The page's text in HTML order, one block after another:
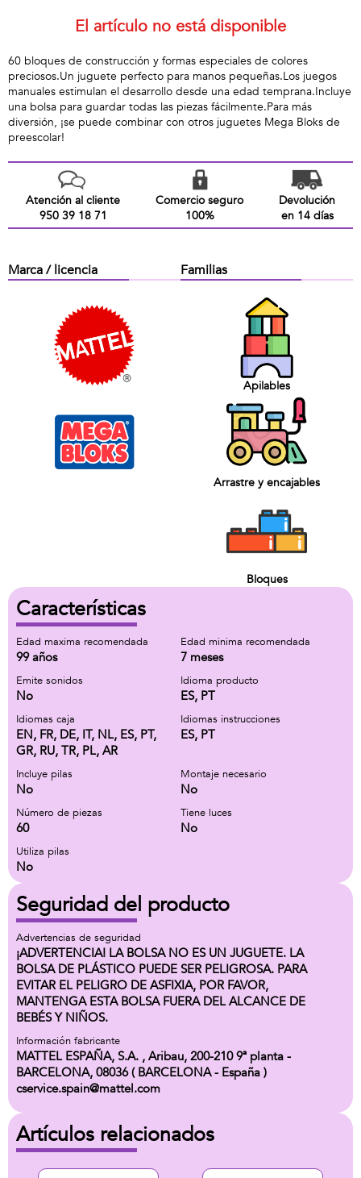
El artículo no está disponible
60 bloques de construcción y formas especiales de colores
preciosos.Un juguete perfecto para manos pequeñas.Los juegos
manuales estimulan el desarrollo desde una edad temprana.Incluye
una bolsa para guardar todas las piezas fácilmente.Para más
diversión, ¡se puede combinar con otros juguetes Mega Bloks de
preescolar!
Atención al cliente
950 39 18 71
Comercio seguro
100%
Devolución
en 14 días
Marca / licencia Familias
Apilables
Arrastre y encajables
Bloques
Características
Edad maxima recomendada
99 años
Edad minima recomendada
7 meses
Emite sonidos
No
Idioma producto
ES, PT
Idiomas caja
EN, FR, DE, IT, NL, ES, PT,
GR, RU, TR, PL, AR
Idiomas instrucciones
ES, PT
Incluye pilas
No
Montaje necesario
No
Número de piezas
60
Tiene luces
No
Utiliza pilas
No
Seguridad del producto
Advertencias de seguridad
¡ADVERTENCIA! LA BOLSA NO ES UN JUGUETE. LA
BOLSA DE PLÁSTICO PUEDE SER PELIGROSA. PARA
EVITAR EL PELIGRO DE ASFIXIA, POR FAVOR,
MANTENGA ESTA BOLSA FUERA DEL ALCANCE DE
BEBÉS Y NIÑOS.
Información fabricante
MATTEL ESPAÑA, S.A. , Aribau, 200-210 9ª planta -
BARCELONA, 08036 ( BARCELONA - España )
cservice.spain@mattel.com
Artículos relacionados